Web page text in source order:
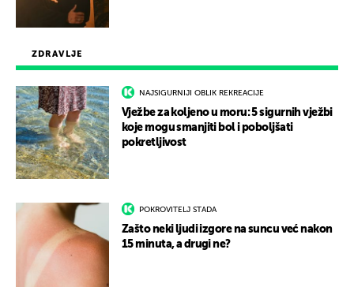
ZDRAVLJE
NAJSIGURNIJI OBLIK REKREACIJE
Vježbe za koljeno u moru: 5 sigurnih vježbi
koje mogu smanjiti bol i poboljšati
pokretljivost
POKROVITELJ STADA
Zašto neki ljudi izgore na suncu već nakon
15 minuta, a drugi ne?